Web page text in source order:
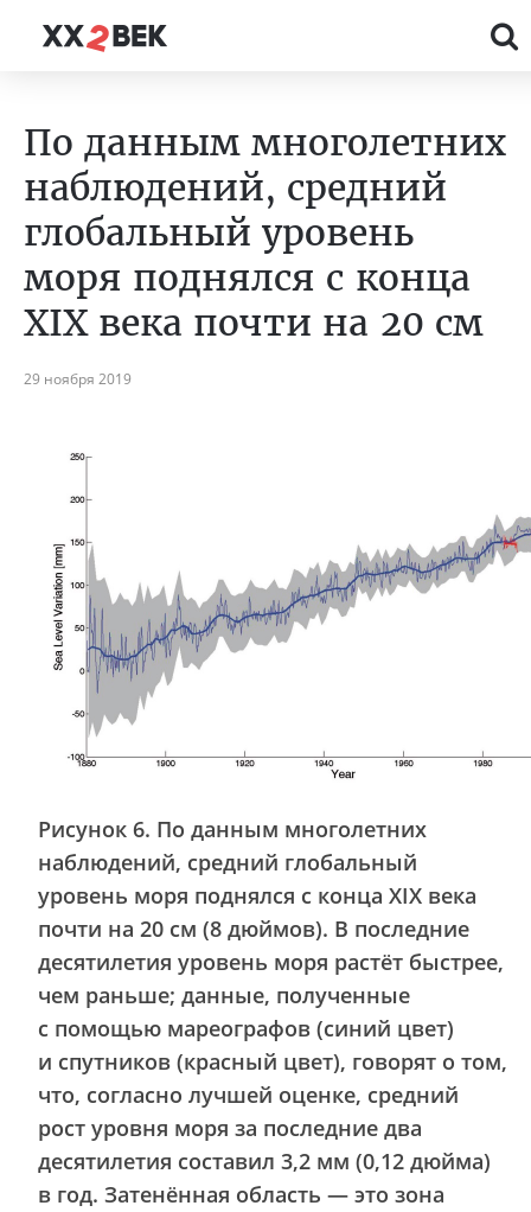
По данным многолетних
наблюдений, средний
глобальный уровень
моря поднялся с конца
XIX века почти на 20 см
29 ноября 2019
Рисунок 6. По данным многолетних
наблюдений, средний глобальный
уровень моря поднялся с конца XIX века
почти на 20 см (8 дюймов). В последние
десятилетия уровень моря растёт быстрее,
чем раньше; данные, полученные
с помощью мареографов (синий цвет)
и спутников (красный цвет), говорят о том,
что, согласно лучшей оценке, средний
рост уровня моря за последние два
десятилетия составил 3,2 мм (0,12 дюйма)
в год. Затенённая область — это зона